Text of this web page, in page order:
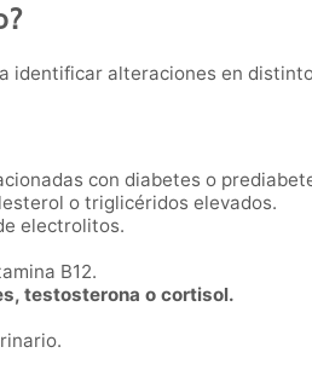
identificar alteraciones en
con diabetes o
o triglicéridos elevados.
electrolitos.
B12.
testosterona o cortisol.